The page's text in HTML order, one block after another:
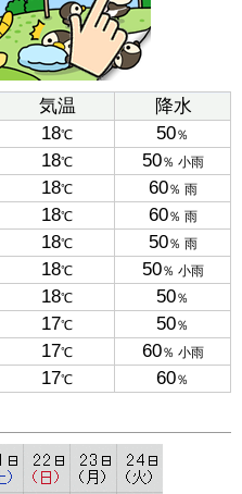
気温
降水
18℃ 50％
18℃ 50％ 小雨
18℃ 60％ 雨
18℃ 60％ 雨
18℃ 50％ 雨
18℃ 50％ 小雨
18℃ 50％
17℃ 50％
17℃ 60％ 小雨
17℃ 60％